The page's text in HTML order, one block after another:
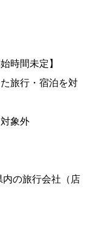
時間未定】
旅行・宿泊を対
象外
の旅行会社（店